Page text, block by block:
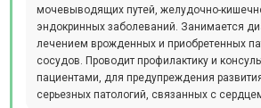
мочевыводящих путей, желудочно-
эндокринных заболеваний. Занимается
лечением врожденных и приобретенных
сосудов. Проводит профилактику и
пациентами, для предупреждения
серьезных патологий, связанных с